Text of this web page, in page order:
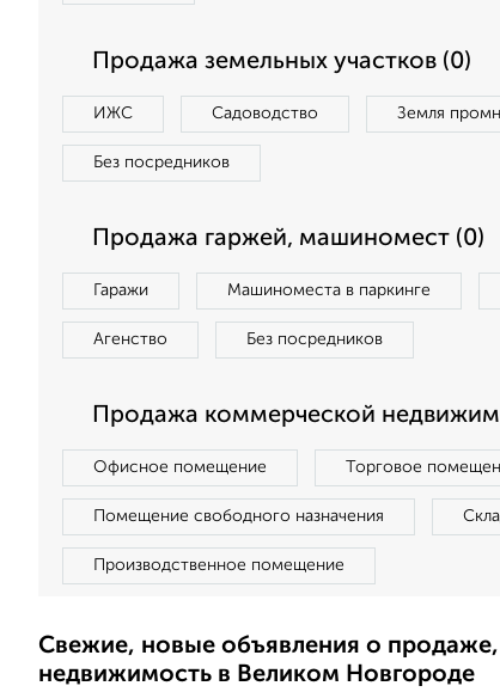
Продажа земельных участков (0)
ИЖС Садоводство Земля
Без посредников
Продажа гаржей, машиномест (0)
Гаражи Машиноместа в паркинге
Агенство Без посредников
Продажа коммерческой
Офисное помещение Торговое
Помещение свободного назначения
Производственное помещение
Свежие, новые объявления о
недвижимость в Великом Новгороде